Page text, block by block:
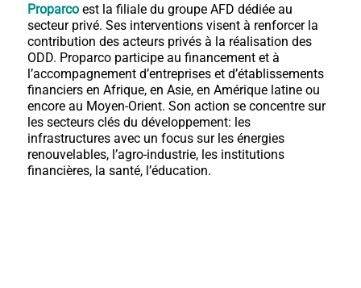
Proparcoest la filiale du groupe AFD dédiée au
secteur privé. Ses interventions visent à renforcer la
contribution des acteurs privés à la réalisation des
ODD. Proparco participe au financement et à
l’accompagnement d’entreprises et d’établissements
financiers en Afrique, en Asie, en Amérique latine ou
encore au Moyen-Orient. Son action se concentre sur
les secteurs clés du développement: les
infrastructures avec un focus sur les énergies
renouvelables, l’agro-industrie, les institutions
financières, la santé, l’éducation.